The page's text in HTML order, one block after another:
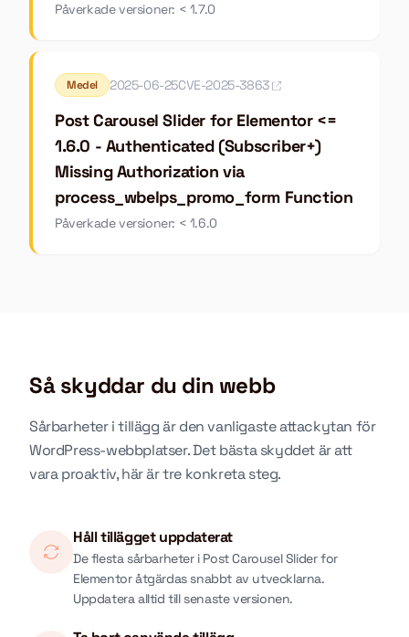
Påverkade versioner: < 1.7.0
Medel 2025-06-25CVE-2025-3863
Post Carousel Slider for Elementor <=
1.6.0 - Authenticated (Subscriber+)
Missing Authorization via
process_wbelps_promo_form Function
Påverkade versioner: < 1.6.0
Så skyddar du din webb
Sårbarheter i tillägg är den vanligaste attackytan för
WordPress-webbplatser. Det bästa skyddet är att
vara proaktiv, här är tre konkreta steg.
Håll tillägget uppdaterat
De flesta sårbarheter i Post Carousel Slider for
Elementor åtgärdas snabbt av utvecklarna.
Uppdatera alltid till senaste versionen.